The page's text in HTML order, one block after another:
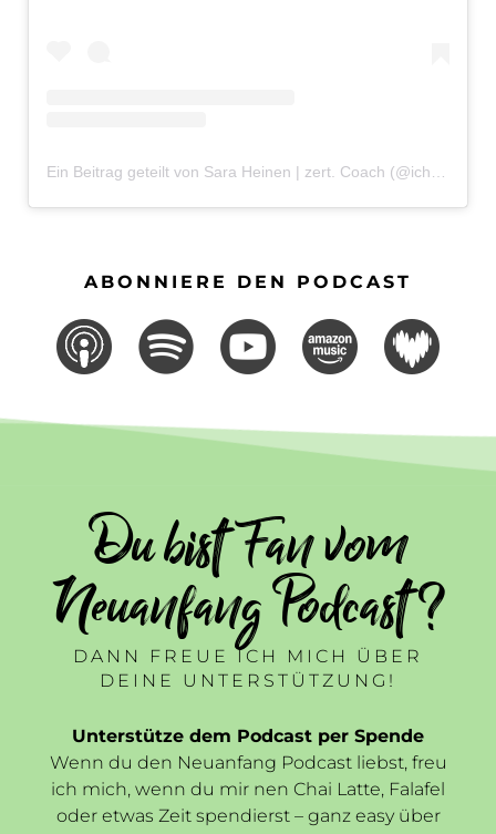
Ein Beitrag geteilt von Sara Heinen | zert. Coach (@ichbinsaraheinen)
ABONNIERE DEN PODCAST
Du bist Fan vom
Neuanfang Podcast ?
DANN FREUE ICH MICH ÜBER
DEINE UNTERSTÜTZUNG!
Unterstütze dem Podcast per Spende
Wenn du den Neuanfang Podcast liebst, freu
ich mich, wenn du mir nen Chai Latte, Falafel
oder etwas Zeit spendierst – ganz easy über